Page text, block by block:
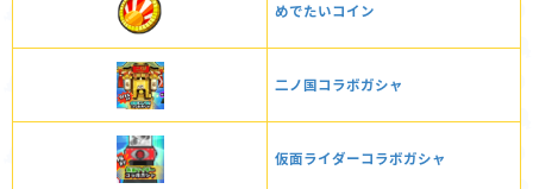
めでたいコイン
二ノ国コラボガシャ
仮面ライダーコラボガシャ